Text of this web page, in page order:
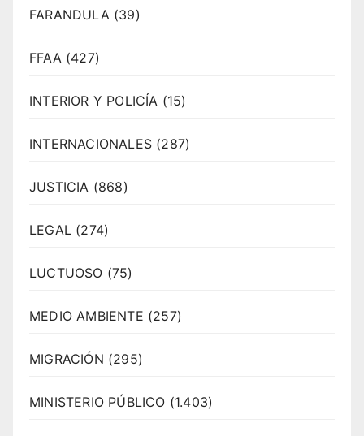
FARANDULA(39)
FFAA(427)
INTERIOR Y POLICÍA (15)
INTERNACIONALES (287)
JUSTICIA (868)
LEGAL (274)
LUCTUOSO (75)
MEDIO AMBIENTE (257)
MIGRACIÓN (295)
MINISTERIO PÚBLICO (1.403)